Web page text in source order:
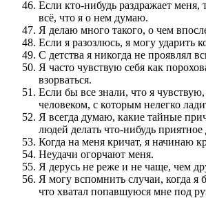
Если кто-нибудь раздражает меня,
всё, что я о нем думаю.
Я делаю много такого, о чем
Если я разозлюсь, я могу ударить
С детства я никогда не проявлял
Я часто чувствую себя как
взорваться.
Если бы все знали, что я
человеком, с которым нелегко
Я всегда думаю, какие тайные
людей делать что-нибудь приятное
Когда на меня кричат, я начинаю
Неудачи огорчают меня.
Я дерусь не реже и не чаще, чем
Я могу вспомнить случаи, когда я
что хватал попавшуюся мне под